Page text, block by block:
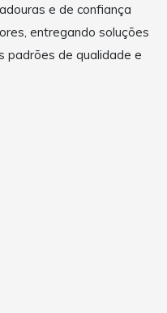
e de confiança
entregando soluções
padrões de qualidade e